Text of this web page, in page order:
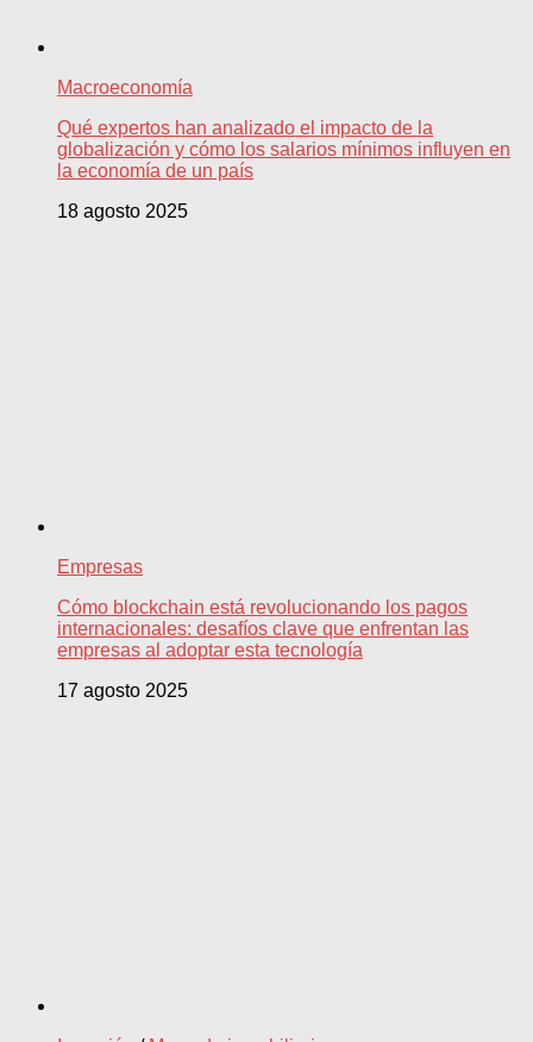
Macroeconomía
Qué expertos han analizado el impacto de la
globalización y cómo los salarios mínimos influyen en
la economía de un país
18 agosto 2025
Empresas
Cómo blockchain está revolucionando los pagos
internacionales: desafíos clave que enfrentan las
empresas al adoptar esta tecnología
17 agosto 2025